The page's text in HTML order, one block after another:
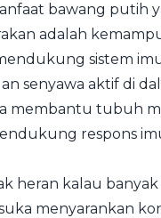
bawang putih
adalah
sistem
senyawa aktif di
membantu tubuh
respons
heran kalau
menyarankan